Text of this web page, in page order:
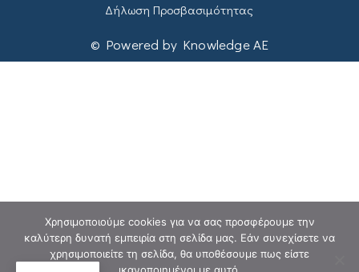
Δήλωση Προσβασιμότητας
© Powered by Knowledge AE
Χρησιμοποιούμε cookies για να σας προσφέρουμε την
καλύτερη δυνατή εμπειρία στη σελίδα μας. Εάν συνεχίσετε να
χρησιμοποιείτε τη σελίδα, θα υποθέσουμε πως είστε